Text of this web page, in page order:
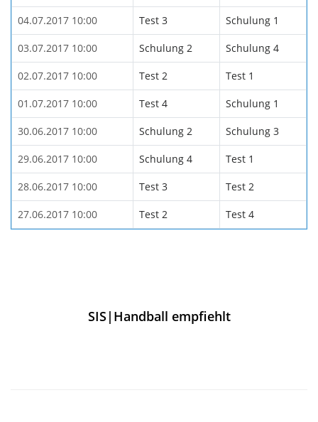
04.07.2017 10:00 Test 3 Schulung 1
03.07.2017 10:00 Schulung 2 Schulung 4
02.07.2017 10:00 Test 2 Test 1
01.07.2017 10:00 Test 4 Schulung 1
30.06.2017 10:00 Schulung 2 Schulung 3
29.06.2017 10:00 Schulung 4 Test 1
28.06.2017 10:00 Test 3 Test 2
27.06.2017 10:00 Test 2 Test 4
SIS|Handball empfiehlt